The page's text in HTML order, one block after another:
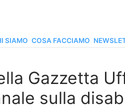
SIAMO COSA FACCIAMO
Gazzetta
sulla